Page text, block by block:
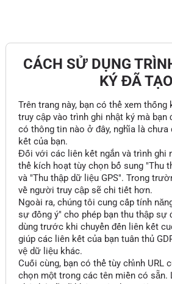
CÁCH SỬ DỤNG
KÝ ĐÃ TẠO
Trên trang này, bạn có thể xem
truy cập vào trình ghi nhật ký mà bạn
có thông tin nào ở đây, nghĩa là chưa
kết của bạn.
Đối với các liên kết ngắn và trình ghi
thể kích hoạt tùy chọn bổ sung "Thu
và "Thu thập dữ liệu GPS". Trong
về người truy cập sẽ chi tiết hơn.
Ngoài ra, chúng tôi cung cấp tính
sự đồng ý" cho phép bạn thu thập sự
dùng trước khi chuyển đến liên kết
giúp các liên kết của bạn tuân thủ
vệ dữ liệu khác.
Cuối cùng, bạn có thể tùy chỉnh URL
chọn một trong các tên miền có sẵn.